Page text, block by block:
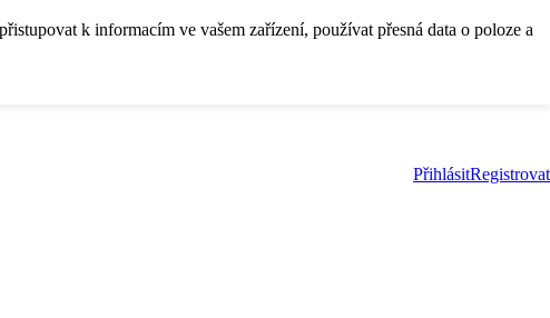
k informacím ve vašem zařízení, používat přesná data o poloze a
PřihlásitRegistrovat